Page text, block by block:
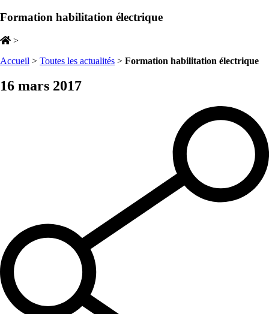
Formation habilitation électrique
>
Accueil > Toutes les actualités > Formation habilitation électrique
16 mars 2017